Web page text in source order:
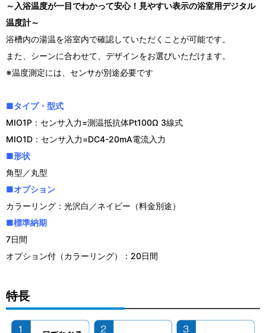
～入浴温度が一目でわかって安心！見やすい表示の浴室用デジタル
温度計～
浴槽内の湯温を浴室内で確認していただくことが可能です。
また、シーンに合わせて、デザインをお選びいただけます。
※温度測定には、センサが別途必要です
■タイプ・型式
MIO1P：センサ入力=測温抵抗体Pt100Ω 3線式
MIO1D：センサ入力=DC4-20mA電流入力
■形状
角型／丸型
■オプション
カラーリング：光沢白／ネイビー（料金別途）
■標準納期
7日間
オプション付（カラーリング）：20日間
特長